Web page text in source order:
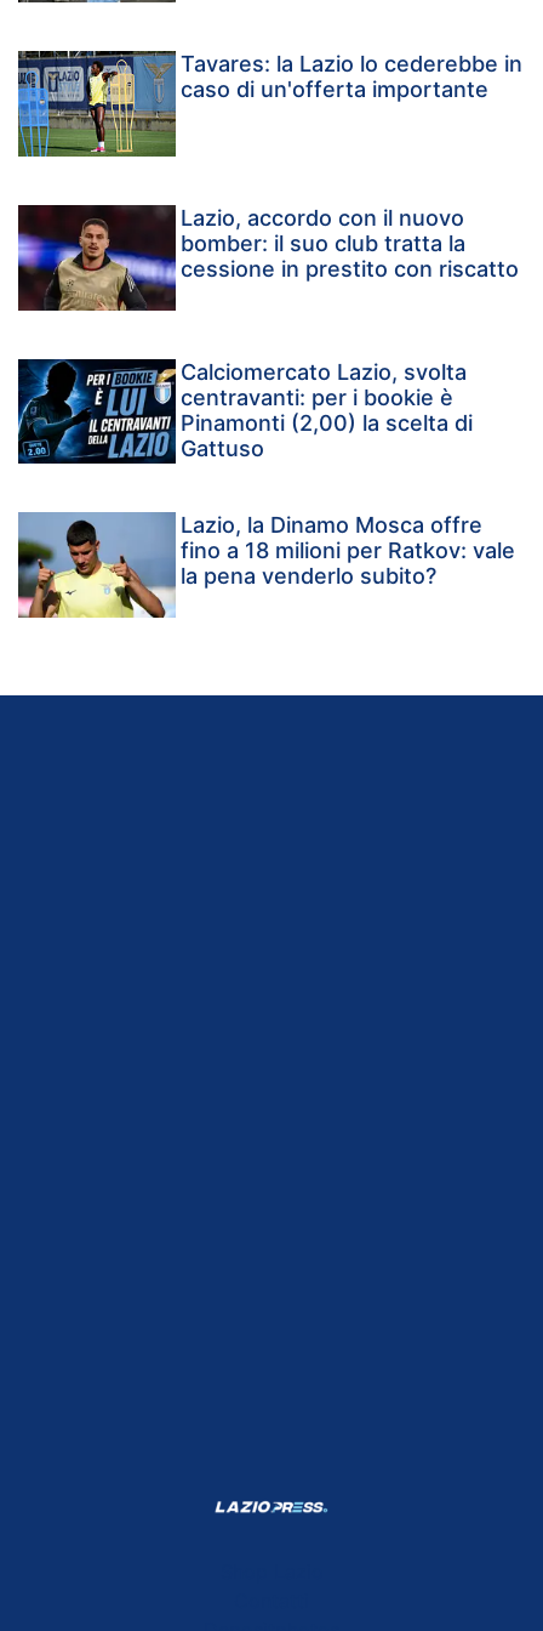
Tavares: la Lazio lo cederebbe in
caso di un'offerta importante
Lazio, accordo con il nuovo
bomber: il suo club tratta la
cessione in prestito con riscatto
Calciomercato Lazio, svolta
centravanti: per i bookie è
Pinamonti (2,00) la scelta di
Gattuso
Lazio, la Dinamo Mosca offre
fino a 18 milioni per Ratkov: vale
la pena venderlo subito?